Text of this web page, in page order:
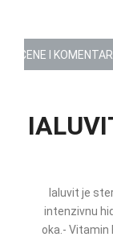
OCENE I KOMENTARI
Ialuvit je
intenzivnu
oka.- Vitamin